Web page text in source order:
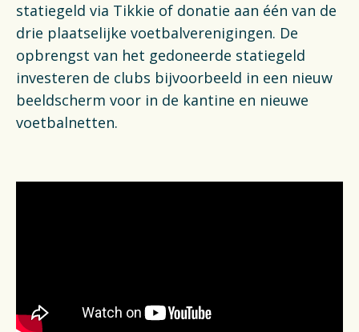
statiegeld via Tikkie of donatie aan één van de
drie plaatselijke voetbalverenigingen. De
opbrengst van het gedoneerde statiegeld
investeren de clubs bijvoorbeeld in een nieuw
beeldscherm voor in de kantine en nieuwe
voetbalnetten.